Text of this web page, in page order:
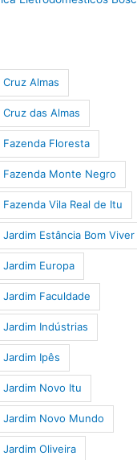
Almas
das Almas
Floresta
Monte Negro
Vila Real de Itu
Estância Bom Viver
Europa
Faculdade
Indústrias
Ipês
Novo Itu
Novo Mundo
Oliveira